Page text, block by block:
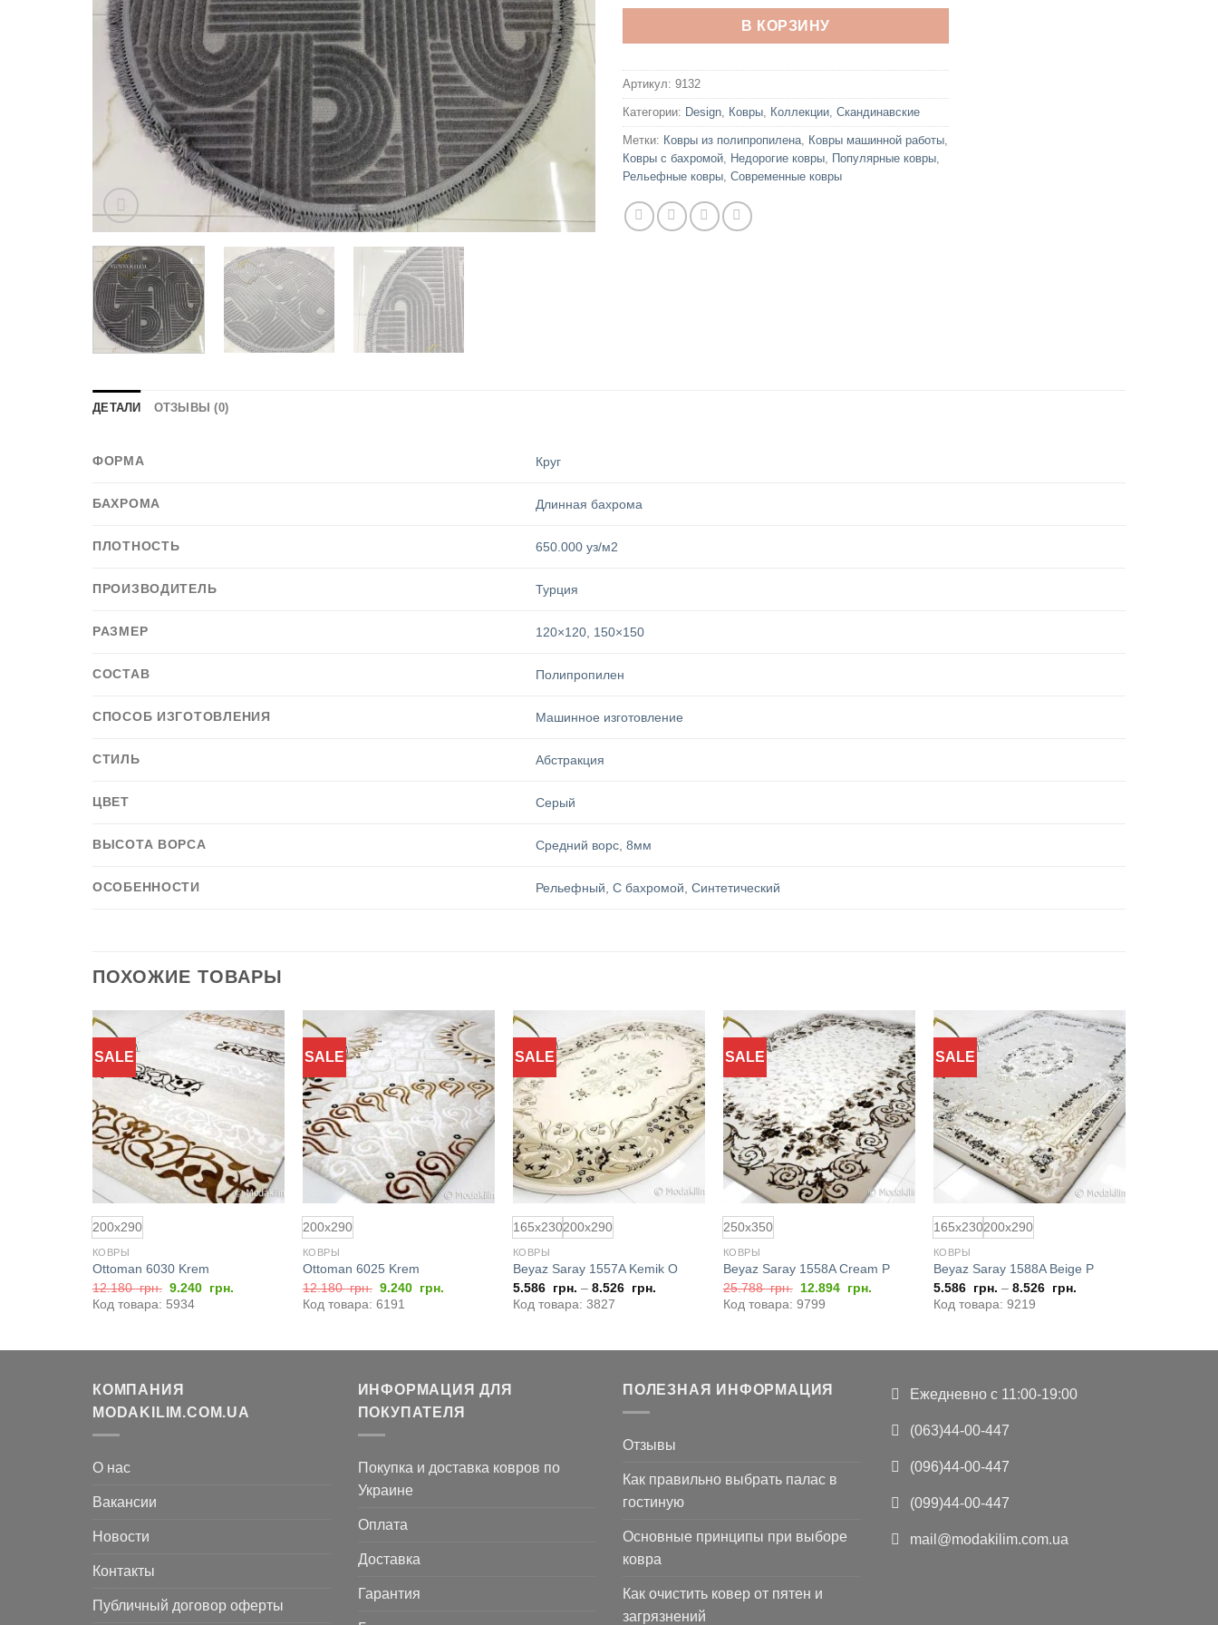
В КОРЗИНУ
Артикул: 9132
Категории: Design Ковры Коллекции Скандинавские
Метки: Ковры из полипропилена Ковры машинной работы
Ковры с бахромой Недорогие ковры Популярные ковры
Рельефные ковры Современные ковры
ДЕТАЛИ ОТЗЫВЫ (0)
ФОРМА Круг
БАХРОМА Длинная бахрома
ПЛОТНОСТЬ 650.000 уз/м2
ПРОИЗВОДИТЕЛЬ Турция
РАЗМЕР 120×120, 150×150
СОСТАВ Полипропилен
СПОСОБ ИЗГОТОВЛЕНИЯ Машинное изготовление
СТИЛЬ Абстракция
ЦВЕТ Серый
ВЫСОТА ВОРСА Средний ворс,8мм
ОСОБЕННОСТИ Рельефный,С бахромой,Синтетический
ПОХОЖИЕ ТОВАРЫ
SALE
Добавить
в
избранное
200x290
КОВРЫ
Ottoman 6030 Krem
12.180грн. Первоначальная
цена
составляла
9.240 грн.
Код товара: 5934
SALE
Добавить
в
избранное
200x290
КОВРЫ
Ottoman 6025 Krem
12.180грн. Первоначальная
цена
составляла
9.240 грн.
Код товара: 6191
SALE
Добавить
в
избранное
165x230200x290
КОВРЫ
Beyaz Saray 1557A Kemik O
5.586 грн. – 8.526 грн.
Код товара: 3827
SALE
Добавить
в
избранное
250x350
КОВРЫ
Beyaz Saray 1558A Cream P
25.788грн. Первоначальная
цена
составляла
12.894 грн.
Код товара: 9799
SALE
Добавить
избранное
165x230200x290
КОВРЫ
Beyaz Saray 1588A Beige P
5.586 грн. – 8.526 грн.
Код товара: 9219
КОМПАНИЯ
MODAKILIM.COM.UA
О нас
Вакансии
Новости
Контакты
Публичный договор оферты
ИНФОРМАЦИЯ ДЛЯ
ПОКУПАТЕЛЯ
Покупка и доставка ковров по
Украине
Оплата
Доставка
Гарантия
ПОЛЕЗНАЯ ИНФОРМАЦИЯ
Отзывы
Как правильно выбрать палас в
гостиную
Основные принципы при выборе
ковра
Как очистить ковер от пятен и
загрязнений
Ежедневно с 11:00-19:00
(063)44-00-447
(096)44-00-447
(099)44-00-447
mail@modakilim.com.ua